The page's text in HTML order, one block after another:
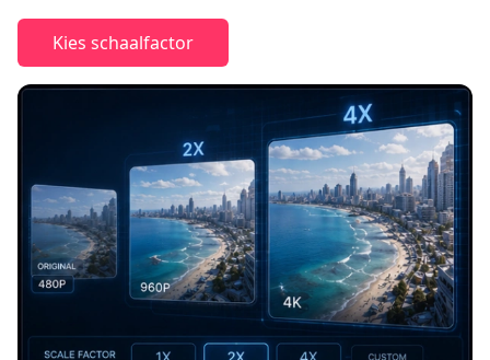
Kies schaalfactor